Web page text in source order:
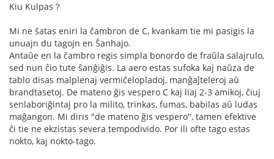
Kiu Kulpas？
Mi ne ŝatas eniri la ĉambron de C, kvankam tie mi pasigis la
unuajn du tagojn en Ŝanhajo.
Antaŭe en la ĉambro regis simpla bonordo de fraŭla salajrulo,
sed nun ĉio tute ŝanĝiĝis. La aero estas sufoka kaj naŭza de
tablo disas malplenaj vermiĉelopladoj, manĝaĵteleroj aŭ
brandtasetoj. De mateno ĝis vespero C kaj liaj 2-3 amikoj, ĉiuj
senlaboriĝintaj pro la milito, trinkas, fumas, babilas aŭ ludas
maĝangon. Mi diris "de mateno ĝis vespero", tamen efektive
ĉi tie ne ekzistas severa tempodivido. Por ili ofte tago estas
nokto, kaj nokto-tago.